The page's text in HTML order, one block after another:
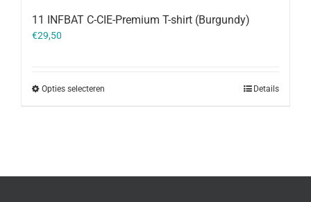
11 INFBAT C-CIE-Premium T-shirt (Burgundy)
€29,50
Opties selecteren Details